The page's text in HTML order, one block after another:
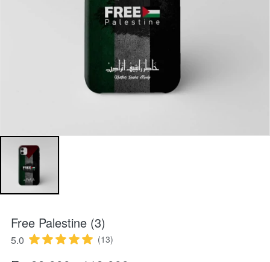
Free Palestine (3)
5.0 (13)